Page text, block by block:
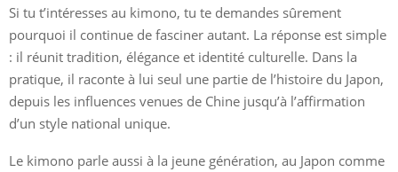
Si tu t’intéresses au kimono, tu te demandes sûrement
pourquoi il continue de fasciner autant. La réponse est simple
: il réunit tradition, élégance et identité culturelle. Dans la
pratique, il raconte à lui seul une partie de l’histoire du Japon,
depuis les influences venues de Chine jusqu’à l’affirmation
d’un style national unique.
Le kimono parle aussi à la jeune génération, au Japon comme